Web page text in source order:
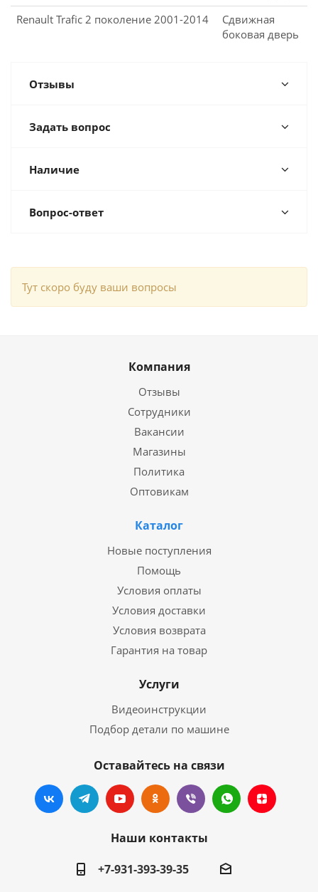
Renault Trafic 2 поколение 2001-2014
Сдвижная
боковая дверь
Отзывы
Задать вопрос
Наличие
Вопрос-ответ
Тут скоро буду ваши вопросы
Компания
Отзывы
Сотрудники
Вакансии
Магазины
Политика
Оптовикам
Каталог
Новые поступления
Помощь
Условия оплаты
Условия доставки
Условия возврата
Гарантия на товар
Услуги
Видеоинструкции
Подбор детали по машине
Оставайтесь на связи
Наши контакты
+7-931-393-39-35